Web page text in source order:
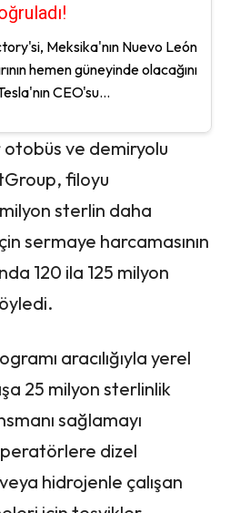
Meksika'nın Nuevo León
hemen güneyinde olacağını
CEO'su...
otobüs ve demiryolu
filoyu
sterlin daha
sermaye harcamasının
120 ila 125 milyon
aracılığıyla yerel
25 milyon sterlinlik
sağlamayı
dizel
hidrojenle çalışan